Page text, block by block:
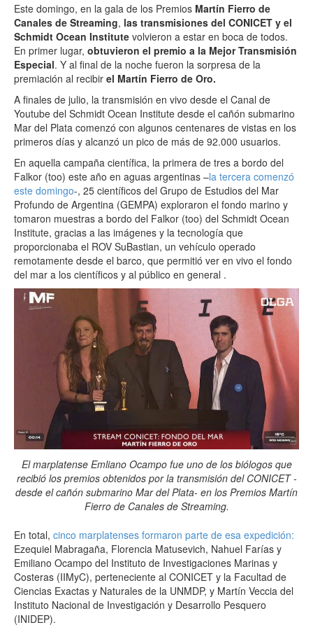
Este domingo, en la gala de los Premios Martín Fierro de
Canales de Streaming, las transmisiones del CONICET y el
Schmidt Ocean Institute volvieron a estar en boca de todos.
En primer lugar, obtuvieron el premio a la Mejor Transmisión
Especial. Y al final de la noche fueron la sorpresa de la
premiación al recibir el Martín Fierro de Oro.
A finales de julio, la transmisión en vivo desde el Canal de
Youtube del Schmidt Ocean Institute desde el cañón submarino
Mar del Plata comenzó con algunos centenares de vistas en los
primeros días y alcanzó un pico de más de 92.000 usuarios.
En aquella campaña científica, la primera de tres a bordo del
Falkor (too) este año en aguas argentinas –la tercera comenzó
este domingo-, 25 científicos del Grupo de Estudios del Mar
Profundo de Argentina (GEMPA) exploraron el fondo marino y
tomaron muestras a bordo del Falkor (too) del Schmidt Ocean
Institute, gracias a las imágenes y la tecnología que
proporcionaba el ROV SuBastian, un vehículo operado
remotamente desde el barco, que permitió ver en vivo el fondo
del mar a los científicos y al público en general .
El marplatense Emliano Ocampo fue uno de los biólogos que
recibió los premios obtenidos por la transmisión del CONICET -
desde el cañón submarino Mar del Plata- en los Premios Martín
Fierro de Canales de Streaming.
En total, cinco marplatenses formaron parte de esa expedición:
Ezequiel Mabragaña, Florencia Matusevich, Nahuel Farías y
Emiliano Ocampo del Instituto de Investigaciones Marinas y
Costeras (IIMyC), perteneciente al CONICET y la Facultad de
Ciencias Exactas y Naturales de la UNMDP, y Martín Veccia del
Instituto Nacional de Investigación y Desarrollo Pesquero
(INIDEP).